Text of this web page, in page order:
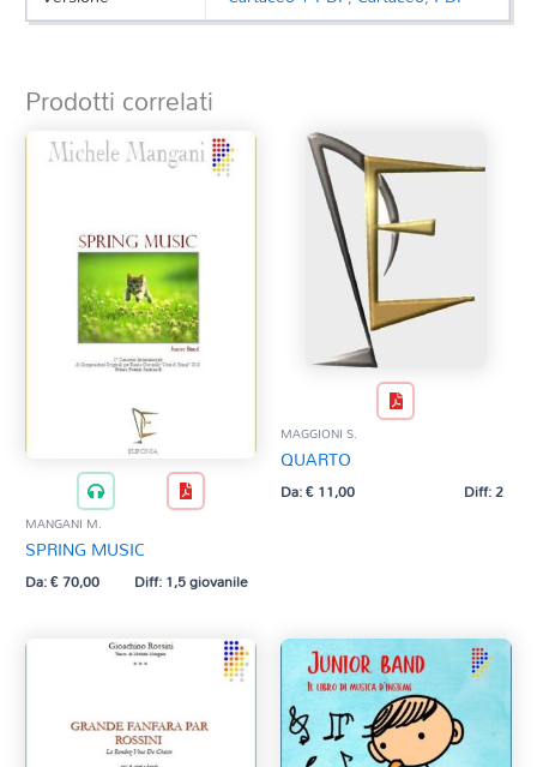
Prodotti correlati
MANGANI M.
SPRING MUSIC
Da:€70,00 Diff: 1,5 giovanile
MAGGIONI S.
QUARTO
Da:€11,00 Diff: 2